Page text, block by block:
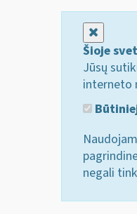
Šioje
Jūsų
interneto
negali